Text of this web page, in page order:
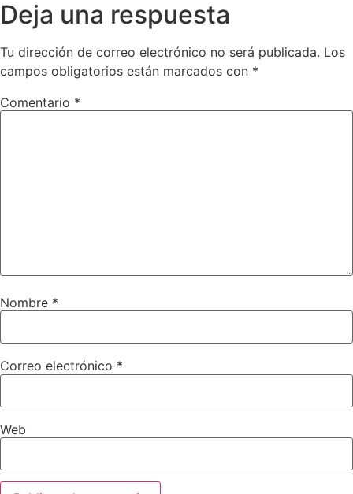
Deja una respuesta
Tu dirección de correo electrónico no será publicada. Los
campos obligatorios están marcados con *
Comentario *
Nombre *
Correo electrónico *
Web